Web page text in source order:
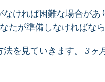
ければ困難な場合が
たが準備しなければな
を見ていきます。 3ヶ